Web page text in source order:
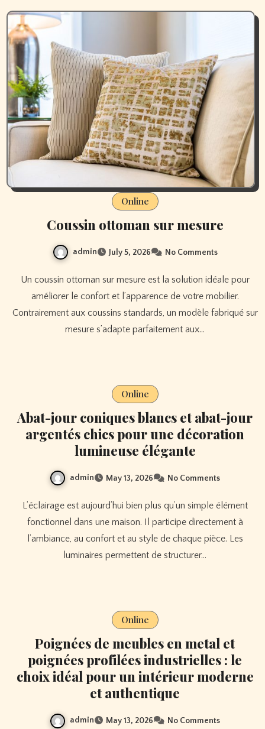
Online
Coussin ottoman sur mesure
admin July 5, 2026 No Comments
Un coussin ottoman sur mesure est la solution idéale pour
améliorer le confort et l’apparence de votre mobilier.
Contrairement aux coussins standards, un modèle fabriqué sur
mesure s’adapte parfaitement aux…
Online
Abat-jour coniques blancs et abat-jour
argentés chics pour une décoration
lumineuse élégante
admin May 13, 2026 No Comments
L’éclairage est aujourd’hui bien plus qu’un simple élément
fonctionnel dans une maison. Il participe directement à
l’ambiance, au confort et au style de chaque pièce. Les
luminaires permettent de structurer…
Online
Poignées de meubles en metal et
poignées profilées industrielles : le
choix idéal pour un intérieur moderne
et authentique
admin May 13, 2026 No Comments